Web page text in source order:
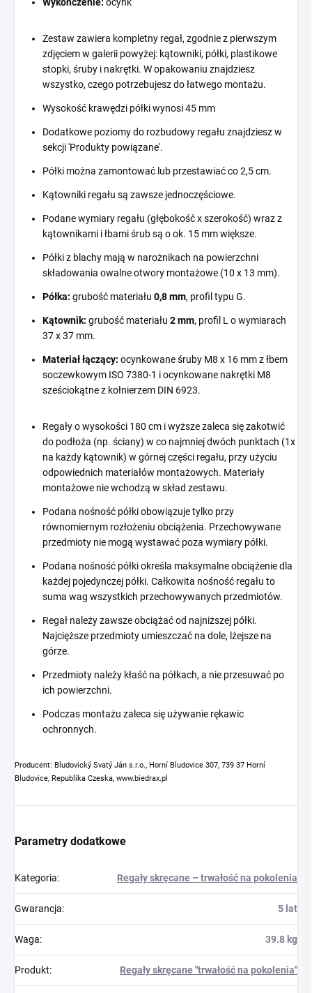
Zestaw zawiera kompletny regał, zgodnie z pierwszym
zdjęciem w galerii powyżej: kątowniki, półki, plastikowe
stopki, śruby i nakrętki. W opakowaniu znajdziesz
wszystko, czego potrzebujesz do łatwego montażu.
Wysokość krawędzi półki wynosi 45 mm
Dodatkowe poziomy do rozbudowy regału znajdziesz w
sekcji 'Produkty powiązane'.
Półki można zamontować lub przestawiać co 2,5 cm.
Kątowniki regału są zawsze jednoczęściowe.
Podane wymiary regału (głębokość x szerokość) wraz z
kątownikami i łbami śrub są o ok. 15 mm większe.
Półki z blachy mają w narożnikach na powierzchni
składowania owalne otwory montażowe (10 x 13 mm).
Półka: grubość materiału 0,8 mm, profil typu G.
Kątownik: grubość materiału 2 mm, profil L o wymiarach
37 x 37 mm.
Materiał łączący: ocynkowane śruby M8 x 16 mm z łbem
soczewkowym ISO 7380-1 i ocynkowane nakrętki M8
sześciokątne z kołnierzem DIN 6923.
Regały o wysokości 180 cm i wyższe zaleca się zakotwić
do podłoża (np. ściany) w co najmniej dwóch punktach (1x
na każdy kątownik) w górnej części regału, przy użyciu
odpowiednich materiałów montażowych. Materiały
montażowe nie wchodzą w skład zestawu.
Podana nośność półki obowiązuje tylko przy
równomiernym rozłożeniu obciążenia. Przechowywane
przedmioty nie mogą wystawać poza wymiary półki.
Podana nośność półki określa maksymalne obciążenie dla
każdej pojedynczej półki. Całkowita nośność regału to
suma wag wszystkich przechowywanych przedmiotów.
Regał należy zawsze obciążać od najniższej półki.
Najcięższe przedmioty umieszczać na dole, lżejsze na
górze.
Przedmioty należy kłaść na półkach, a nie przesuwać po
ich powierzchni.
Podczas montażu zaleca się używanie rękawic
ochronnych.
Producent: Bludovický Svatý Ján s.r.o., Horní Bludovice 307, 739 37 Horní
Bludovice, Republika Czeska, www.biedrax.pl
Parametry dodatkowe
Kategoria: Regały skręcane – trwałość na pokolenia
Gwarancja: 5 lat
Waga: 39.8 kg
Produkt: Regały skręcane "trwałość na pokolenia"